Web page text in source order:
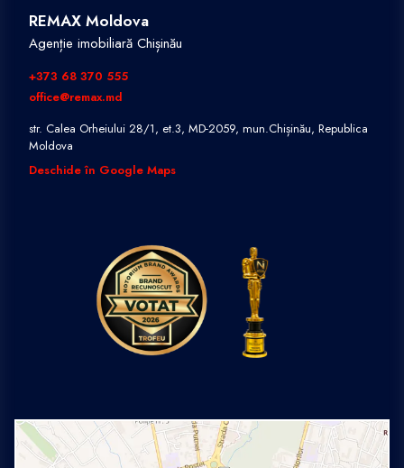
REMAX Moldova
Agenție imobiliară Chișinău
+373 68 370 555
office@remax.md
str. Calea Orheiului 28/1, et.3, MD-2059, mun.Chișinău, Republica
Moldova
Deschide în Google Maps